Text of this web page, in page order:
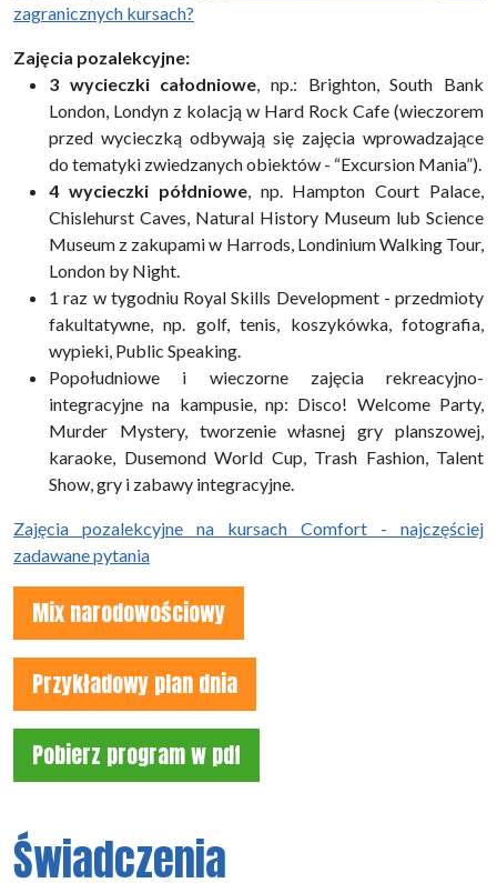
zagranicznych kursach?
Zajęcia pozalekcyjne:
3 wycieczki całodniowe , np.: Brighton, South Bank
London, Londyn z kolacją w Hard Rock Cafe (wieczorem
przed wycieczką odbywają się zajęcia wprowadzające
do tematyki zwiedzanych obiektów - “Excursion Mania”).
4 wycieczki półdniowe, np. Hampton Court Palace,
Chislehurst Caves, Natural History Museum lub Science
Museum z zakupami w Harrods, Londinium Walking Tour,
London by Night.
1 raz w tygodniu Royal Skills Development - przedmioty
fakultatywne, np. golf, tenis, koszykówka, fotografia,
wypieki, Public Speaking.
Popołudniowe i wieczorne zajęcia rekreacyjno-
integracyjne na kampusie, np: Disco! Welcome Party,
Murder Mystery, tworzenie własnej gry planszowej,
karaoke, Dusemond World Cup, Trash Fashion, Talent
Show, gry i zabawy integracyjne.
Zajęcia pozalekcyjne na kursach Comfort - najczęściej
zadawane pytania
Mix narodowościowy
Przykładowy plan dnia
Pobierz program w pdf
Świadczenia